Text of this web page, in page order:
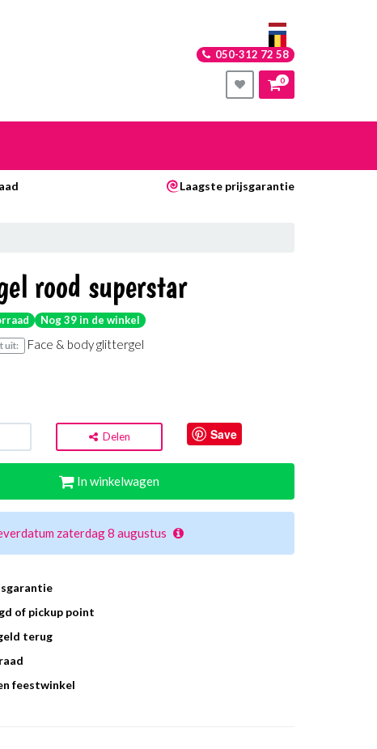
050-312 72 58
0
Laagste prijsgarantie
rood superstar
Nog 39 in de winkel
uit: Face & body glittergel
Delen Save
In winkelwagen
zaterdag 8 augustus
of pickup point
terug
feestwinkel